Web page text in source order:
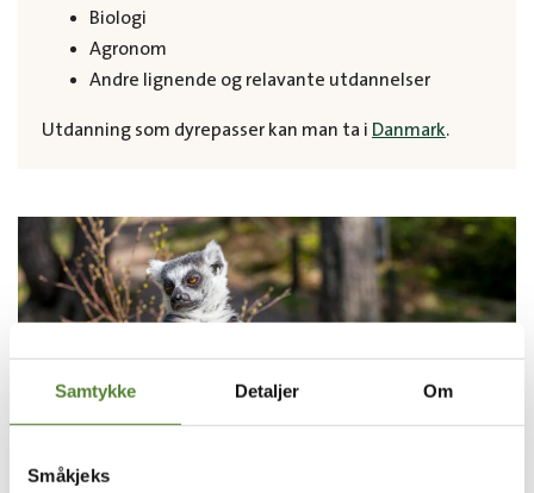
Samtykke Detaljer Om
Småkjeks
Biologi
Agronom
Andre lignende og relavante utdannelser
Utdanning som dyrepasser kan man ta i Danmark.